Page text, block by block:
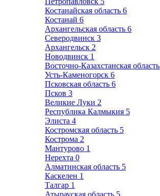
Костанайская область 6
Костанай 6
Архангельская область 6
Северодвинск 3
Архангельск 2
Новодвинск 1
Восточно-Казахстанская область
Усть-Каменогорск 6
Псковская область 6
Псков 3
Великие Луки 2
Республика Калмыкия 5
Элиста 4
Костромская область 5
Кострома 2
Мантурово 1
Нерехта 0
Алматинская область 5
Каскелен 1
Талгар 1
Атырауская область 5